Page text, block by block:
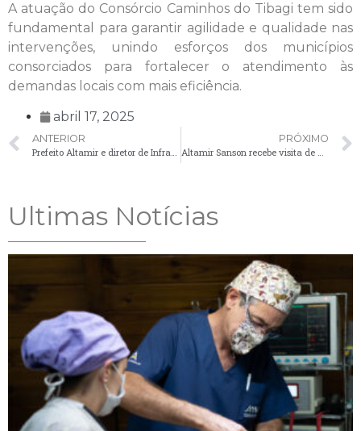
A atuação do Consórcio Caminhos do Tibagi tem sido
fundamental para garantir agilidade e qualidade nas
intervenções, unindo esforços dos municípios
consorciados para fortalecer o atendimento às
demandas locais com mais eficiência.
abril 17, 2025
ANTERIOR
Prefeito Altamir e diretor de Infraestrutura Rural participam de audiência pública sobre comercialização de tabaco em Curitiba
PRÓXIMO
Altamir Sanson recebe visita de grupo Desbravadores, de Palmeira
Ultimas Notícias